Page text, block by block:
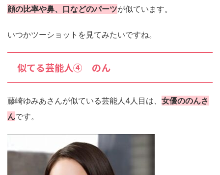
顔の比率や鼻、口などのパーツが似ています。
いつかツーショットを見てみたいですね。
似てる芸能人④ のん
藤崎ゆみあさんが似ている芸能人4人目は、 女優ののんさ
んです。